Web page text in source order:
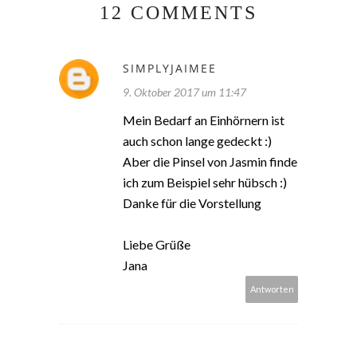
12 COMMENTS
SIMPLYJAIMEE
9. Oktober 2017 um 11:47
Mein Bedarf an Einhörnern ist
auch schon lange gedeckt :)
Aber die Pinsel von Jasmin finde
ich zum Beispiel sehr hübsch :)
Danke für die Vorstellung
Liebe Grüße
Jana
Antworten